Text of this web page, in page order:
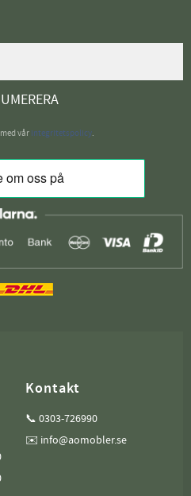
vår integritetspolicy.
Kontakt
📞 0303-726990
✉️ info@aomobler.se